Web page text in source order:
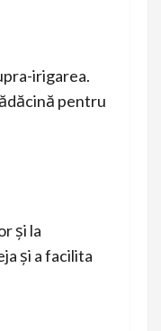
irigarea.
pentru
și la
și a facilita